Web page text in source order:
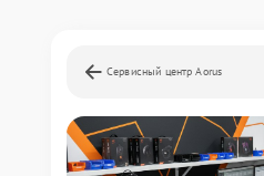
Сервисный центр Aorus